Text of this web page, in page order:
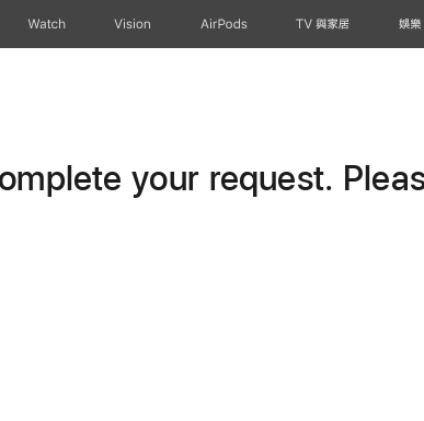
Watch Vision AirPods TV 與家居 娛樂
your request.